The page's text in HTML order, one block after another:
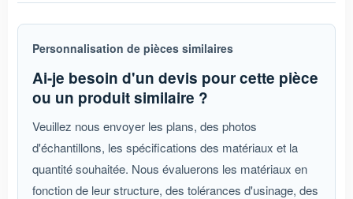
Personnalisation de pièces similaires
Ai-je besoin d'un devis pour cette pièce
ou un produit similaire ?
Veuillez nous envoyer les plans, des photos
d'échantillons, les spécifications des matériaux et la
quantité souhaitée. Nous évaluerons les matériaux en
fonction de leur structure, des tolérances d'usinage, des